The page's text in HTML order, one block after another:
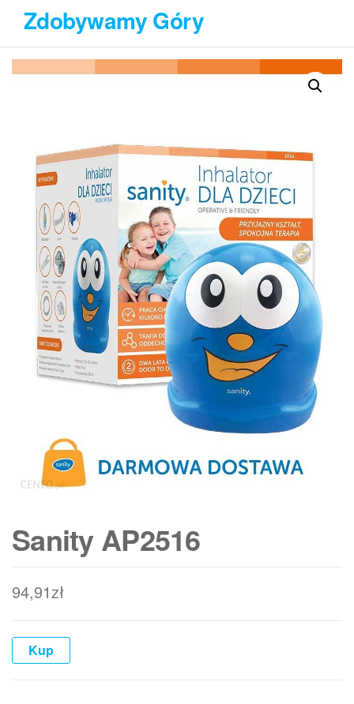
Przejdź
treści
Zdobywamy Góry
Sanity AP2516
94,91zł
Kup